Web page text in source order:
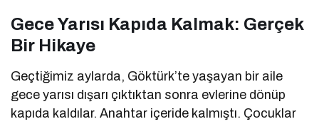
Gece Yarısı Kapıda Kalmak: Gerçek
Bir Hikaye
Geçtiğimiz aylarda, Göktürk’te yaşayan bir aile
gece yarısı dışarı çıktıktan sonra evlerine dönüp
kapıda kaldılar. Anahtar içeride kalmıştı. Çocuklar